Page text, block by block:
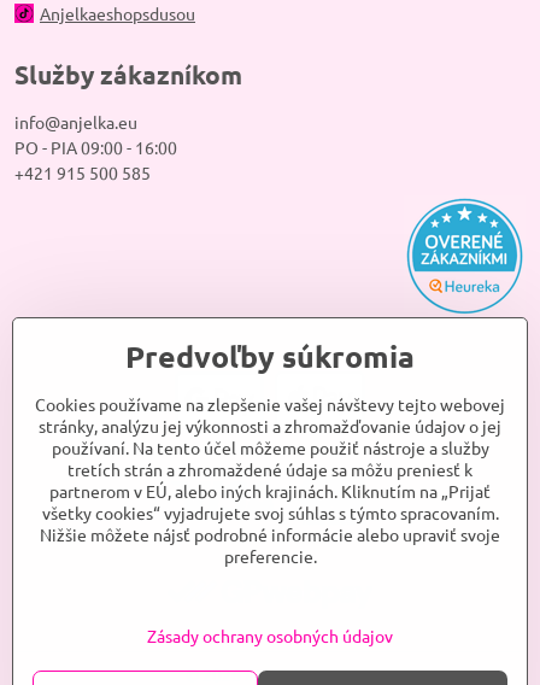
Anjelkaeshopsdusou
Služby zákazníkom
info@anjelka.eu
PO - PIA 09:00 - 16:00
+421 915 500 585
©2026ANJELKA, s.r.o.
Predvoľby súkromia
Cookies používame na zlepšenie vašej návštevy tejto webovej
stránky, analýzu jej výkonnosti a zhromažďovanie údajov o jej
používaní. Na tento účel môžeme použiť nástroje a služby
tretích strán a zhromaždené údaje sa môžu preniesť k
partnerom v EÚ, alebo iných krajinách. Kliknutím na „Prijať
všetky cookies“ vyjadrujete svoj súhlas s týmto spracovaním.
Nižšie môžete nájsť podrobné informácie alebo upraviť svoje
preferencie.
Zásady ochrany osobných údajov